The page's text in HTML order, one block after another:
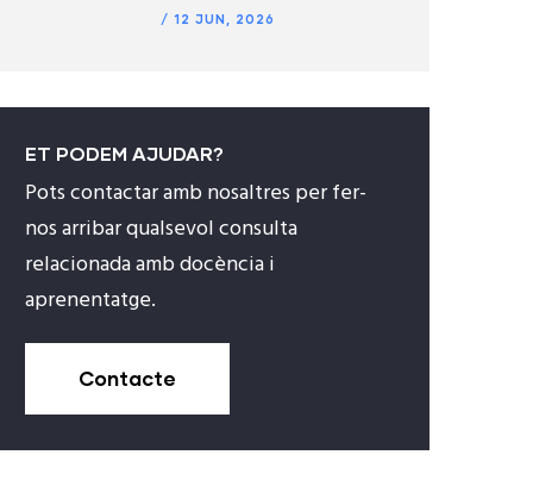
/ 12 JUN, 2026
ET PODEM AJUDAR?
Pots contactar amb nosaltres per fer-
nos arribar qualsevol consulta
relacionada amb docència i
aprenentatge.
Contacte